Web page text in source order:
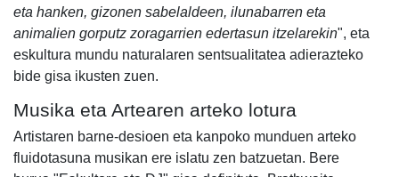
eta hanken, gizonen sabelaldeen, ilunabarren eta
animalien gorputz zoragarrien edertasun itzelarekin", eta
eskultura mundu naturalaren sentsualitatea adierazteko
bide gisa ikusten zuen.
Musika eta Artearen arteko lotura
Artistaren barne-desioen eta kanpoko munduen arteko
fluidotasuna musikan ere islatu zen batzuetan. Bere